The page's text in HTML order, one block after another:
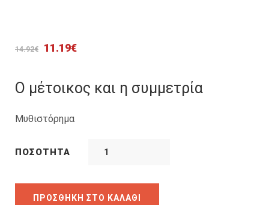
14.92€
Original
11.19€Η
είναι:
Ο μέτοικος και η συμμετρία
Μυθιστόρημα
ΠΟΣΌΤΗΤΑ
ΠΡΟΣΘΉΚΗ ΣΤΟ ΚΑΛΆΘΙ